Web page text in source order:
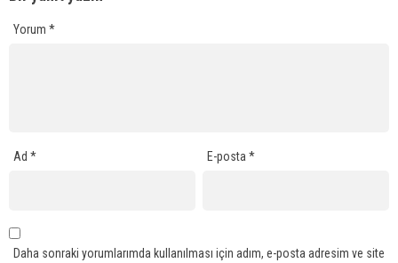
Yorum *
Ad * E-posta*
Daha sonraki yorumlarımda kullanılması için adım, e-posta adresim ve site